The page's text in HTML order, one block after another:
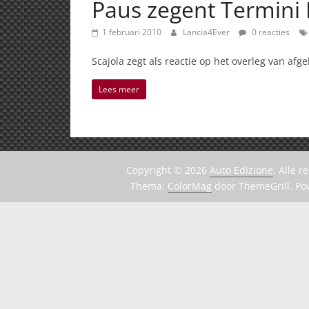
Paus zegent Termini
1 februari 2010 Lancia4Ever 0 reacties
Scajola zegt als reactie op het overleg van
Lees meer
Copyright © 2026 Auto Edizione. Alle
Thema: ColorMag door ThemeGrill.